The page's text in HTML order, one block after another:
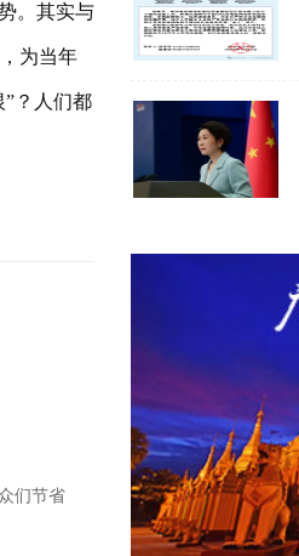
。其实与
为当年
？人们都
们节省